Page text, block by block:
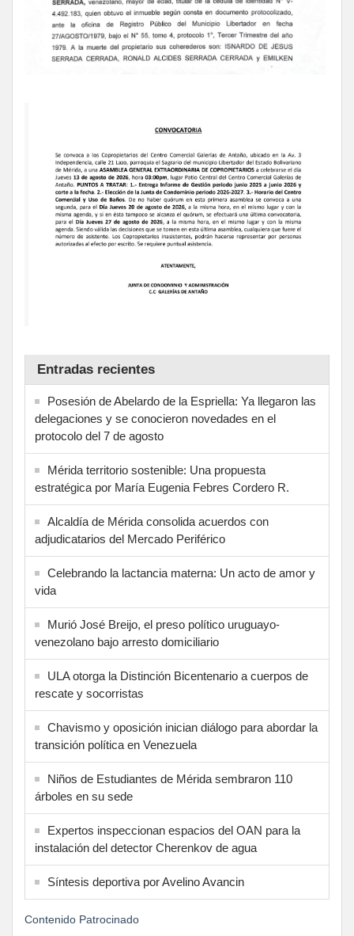
Entradas recientes
Posesión de Abelardo de la Espriella: Ya llegaron las
delegaciones y se conocieron novedades en el
protocolo del 7 de agosto
Mérida territorio sostenible: Una propuesta
estratégica por María Eugenia Febres Cordero R.
Alcaldía de Mérida consolida acuerdos con
adjudicatarios del Mercado Periférico
Celebrando la lactancia materna: Un acto de amor y
vida
Murió José Breijo, el preso político uruguayo-
venezolano bajo arresto domiciliario
ULA otorga la Distinción Bicentenario a cuerpos de
rescate y socorristas
Chavismo y oposición inician diálogo para abordar la
transición política en Venezuela
Niños de Estudiantes de Mérida sembraron 110
árboles en su sede
Expertos inspeccionan espacios del OAN para la
instalación del detector Cherenkov de agua
Síntesis deportiva por Avelino Avancin
Contenido Patrocinado